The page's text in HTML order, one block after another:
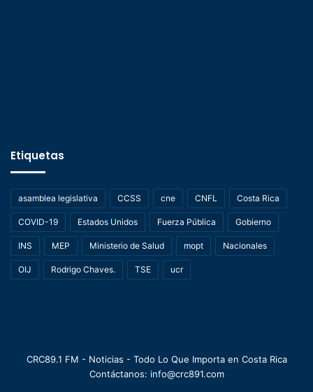
Etiquetas
asamblea legislativa CCSS cne CNFL Costa Rica
COVID-19 Estados Unidos Fuerza Pública Gobierno
INS MEP Ministerio de Salud mopt Nacionales
OIJ Rodrigo Chaves. TSE ucr
CRC89.1 FM - Noticias - Todo Lo Que Importa en Costa Rica
Contáctanos: info@crc891.com